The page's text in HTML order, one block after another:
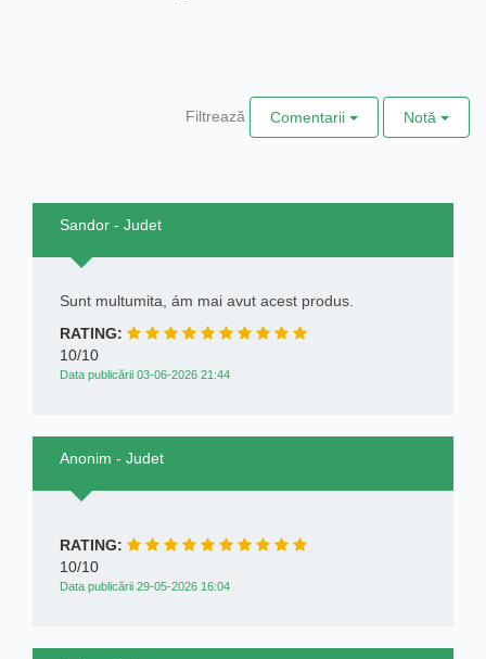
Filtrează Comentarii Notă
Sandor - Judet
Sunt multumita, ám mai avut acest produs.
RATING:
10/10
Data publicării 03-06-2026 21:44
Anonim - Judet
RATING:
10/10
Data publicării 29-05-2026 16:04